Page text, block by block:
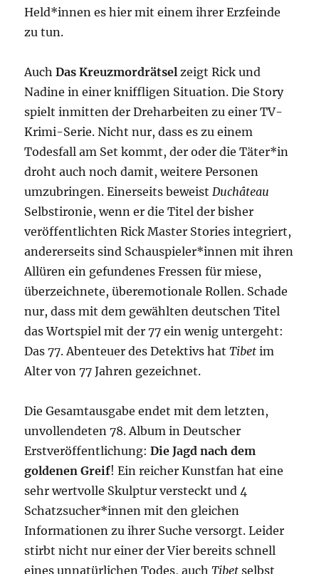
Held*innen es hier mit einem ihrer Erzfeinde
zu tun.
AuchDas Kreuzmordrätsel zeigt Rick und
Nadine in einer kniffligen Situation. Die Story
spielt inmitten der Dreharbeiten zu einer TV-
Krimi-Serie. Nicht nur, dass es zu einem
Todesfall am Set kommt, der oder die Täter*in
droht auch noch damit, weitere Personen
umzubringen. Einerseits beweistDuchâteau
Selbstironie, wenn er die Titel der bisher
veröffentlichten Rick Master Stories integriert,
andererseits sind Schauspieler*innen mit ihren
Allüren ein gefundenes Fressen für miese,
überzeichnete, überemotionale Rollen. Schade
nur, dass mit dem gewählten deutschen Titel
das Wortspiel mit der 77 ein wenig untergeht:
Das 77. Abenteuer des Detektivs hatTibet im
Alter von 77 Jahren gezeichnet.
Die Gesamtausgabe endet mit dem letzten,
unvollendeten 78. Album in Deutscher
Erstveröffentlichung:Die Jagd nach dem
goldenen Greif! Ein reicher Kunstfan hat eine
sehr wertvolle Skulptur versteckt und 4
Schatzsucher*innen mit den gleichen
Informationen zu ihrer Suche versorgt. Leider
stirbt nicht nur einer der Vier bereits schnell
eines unnatürlichen Todes, auchTibet selbst